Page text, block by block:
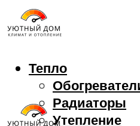
Тепло
Радиаторы
Утепление